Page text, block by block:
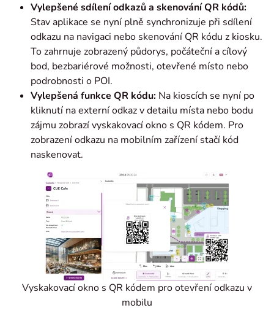
Vylepšené sdílení odkazů a skenování QR kódů:
Stav aplikace se nyní plně synchronizuje při sdílení
odkazu na navigaci nebo skenování QR kódu z kiosku.
To zahrnuje zobrazený půdorys, počáteční a cílový
bod, bezbariérové možnosti, otevřené místo nebo
podrobnosti o POI.
Vylepšená funkce QR kódu: Na kioscích se nyní po
kliknutí na externí odkaz v detailu místa nebo bodu
zájmu zobrazí vyskakovací okno s QR kódem. Pro
zobrazení odkazu na mobilním zařízení stačí kód
naskenovat.
Vyskakovací okno s QR kódem pro otevření odkazu v
mobilu